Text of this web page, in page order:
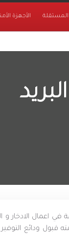
المستقلة الأجهزة
الادخار و
وتعديلاته مهمته قبول